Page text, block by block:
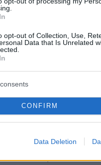
opt-out of Collection, Use,
Data that Is Unrelated
CONFIRM
Data Deletion
της ΝΔ, Βαγγέλη
των ενταξιακών
ότι αν ο
θα
τερματισμό των
Έκθεση Προόδου
γενική ομολογία,
ο Ερντογάν με τη
και
να συσπειρώσει το